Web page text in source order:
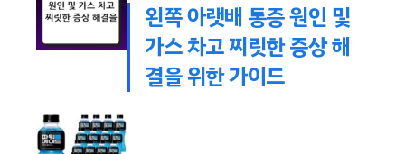
왼쪽 아랫배 통증 원인 및
가스 차고 찌릿한 증상 해
결을 위한 가이드